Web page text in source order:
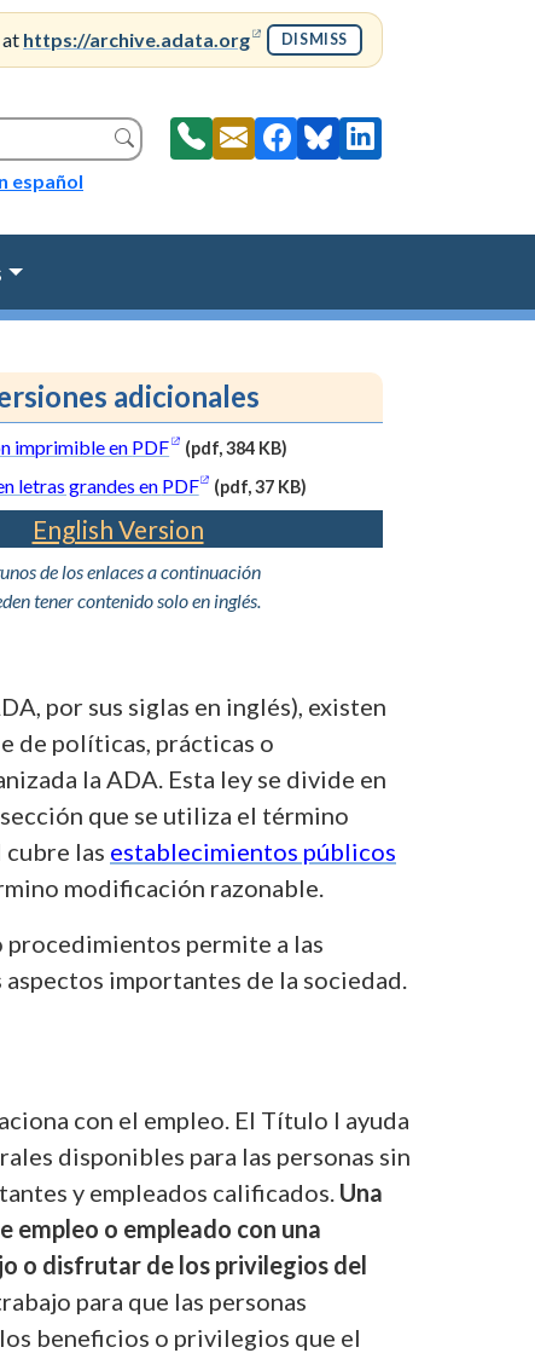
at https://archive.adata.org (opens in a new window)
DISMISS
Search
español
adicionales
imprimible en PDF (opens in a new window)
(pdf, 384 KB)(PDF
file,
384
letras grandes en PDF (opens in a new window)
(pdf, 37 KB)
file,
English Version
de los enlaces a continuación
tener contenido solo en inglés.
por sus siglas en inglés), existen
de políticas, prácticas o
la ADA. Esta ley se divide en
sección que se utiliza el término
las establecimientos públicos
modificación razonable.
procedimientos permite a las
importantes de la sociedad.
con el empleo. El Título I ayuda
disponibles para las personas sin
y empleados calificados. Una
empleo o empleado con una
o disfrutar de los privilegios del
para que las personas
beneficios o privilegios que el